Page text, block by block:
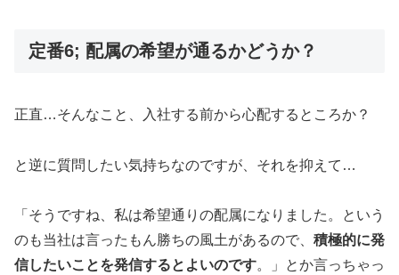
定番6; 配属の希望が通るかどうか？
正直…そんなこと、入社する前から心配するところか？
と逆に質問したい気持ちなのですが、それを抑えて…
「そうですね、私は希望通りの配属になりました。という
のも当社は言ったもん勝ちの風土があるので、 積極的に発
信したいことを発信するとよいのです。」とか言っちゃっ